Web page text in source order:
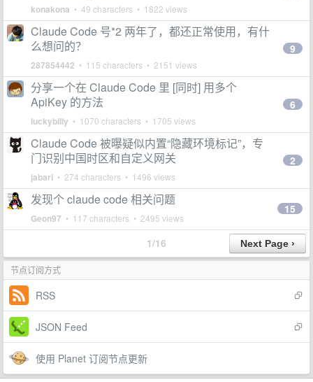
konakona • 49 characters • 1822 views
Claude Code 号*2 两年了，都还正常使用，有什
么想问的？
287854442 • 115 characters • 2151 views
9
分享一个在 Claude Code 里 [同时] 用多个
ApiKey 的方法
luckybilly • 1070 characters • 1705 views
6
Claude Code 被曝疑似内置“隐藏环境标记”，专
门识别中国时区和自定义网关
jabari • 274 characters • 1496 views
2
发现个 claude code 相关问题
Geon97 • 117 characters • 2495 views
15
1/16
节点订阅方式
RSS
JSON Feed
使用 Planet 订阅节点更新